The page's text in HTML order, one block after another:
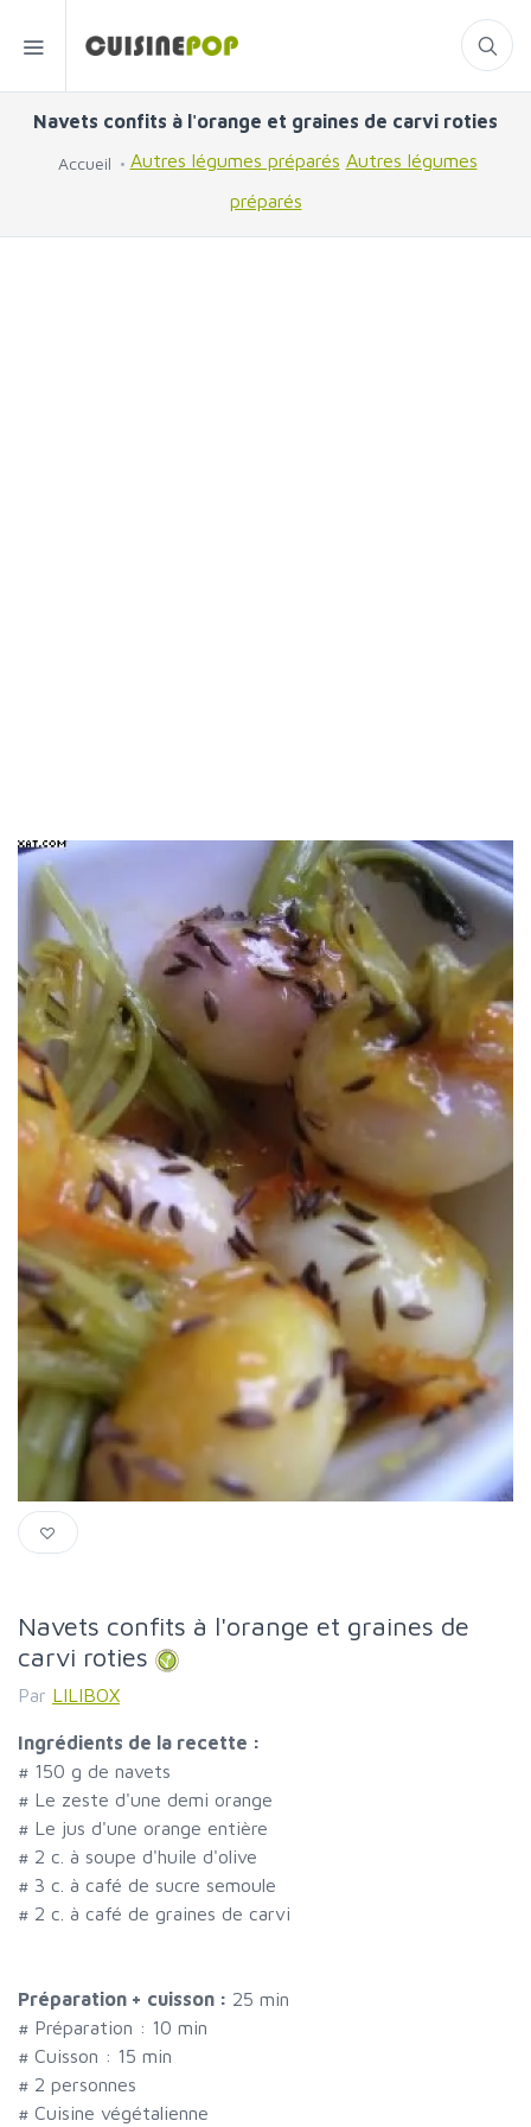
Navets confits à l'orange et graines de carvi roties
Accueil Autres légumes préparés Autres légumes
préparés
Navets confits à l'orange et graines de
carvi roties
Par LILIBOX
Ingrédients de la recette :
# 150 g de navets
# Le zeste d'une demi orange
# Le jus d'une orange entière
# 2 c. à soupe d'huile d'olive
# 3 c. à café de sucre semoule
# 2 c. à café de graines de carvi
Préparation + cuisson : 25 min
# Préparation : 10 min
# Cuisson : 15 min
# 2 personnes
# Cuisine végétalienne